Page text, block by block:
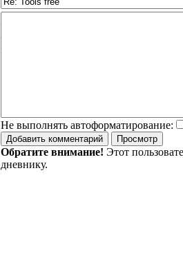
Не выполнять автоформатирование:
Обратите внимание! Этот
дневнику.